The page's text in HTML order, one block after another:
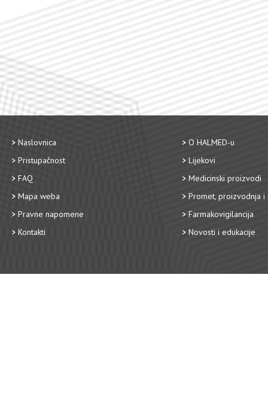
Naslovnica
Pristupačnost
FAQ
Mapa weba
Pravne napomene
Kontakti
O HALMED-u
Lijekovi
Medicinski proizvodi
Promet, proizvodnja i
Farmakovigilancija
Novosti i edukacije